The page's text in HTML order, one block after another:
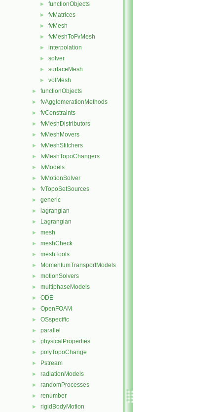
► functionObjects
► fvMatrices
► fvMesh
► fvMeshToFvMesh
► interpolation
► solver
► surfaceMesh
► volMesh
► functionObjects
► fvAgglomerationMethods
► fvConstraints
► fvMeshDistributors
► fvMeshMovers
► fvMeshStitchers
► fvMeshTopoChangers
► fvModels
► fvMotionSolver
► fvTopoSetSources
► generic
► lagrangian
► Lagrangian
► mesh
► meshCheck
► meshTools
► MomentumTransportModels
► motionSolvers
► multiphaseModels
► ODE
► OpenFOAM
► OSspecific
► parallel
► physicalProperties
► polyTopoChange
► Pstream
► radiationModels
► randomProcesses
► renumber
► rigidBodyMotion